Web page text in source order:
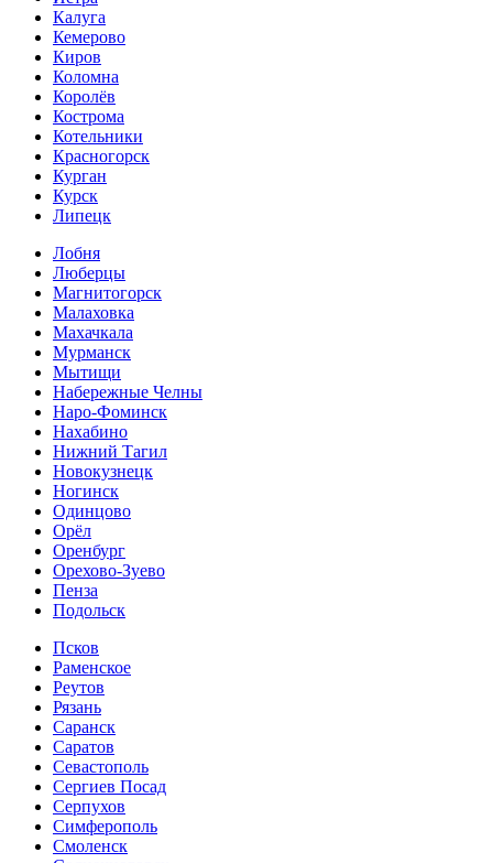
Калуга
Кемерово
Киров
Коломна
Королёв
Кострома
Котельники
Красногорск
Курган
Курск
Липецк
Лобня
Люберцы
Магнитогорск
Малаховка
Махачкала
Мурманск
Мытищи
Набережные Челны
Наро-Фоминск
Нахабино
Нижний Тагил
Новокузнецк
Ногинск
Одинцово
Орёл
Оренбург
Орехово-Зуево
Пенза
Подольск
Псков
Раменское
Реутов
Рязань
Саранск
Саратов
Севастополь
Сергиев Посад
Серпухов
Симферополь
Смоленск